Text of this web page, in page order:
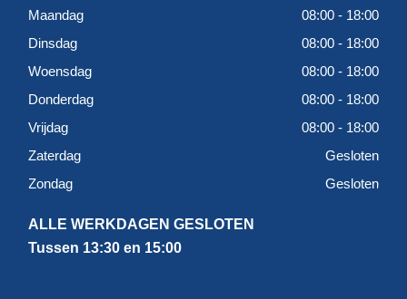
Maandag
08:00 - 18:00
Dinsdag
08:00 - 18:00
Woensdag
08:00 - 18:00
Donderdag
08:00 - 18:00
Vrijdag
08:00 - 18:00
Zaterdag
Gesloten
Zondag
Gesloten
ALLE WERKDAGEN GESLOTEN
Tussen 13:30 en 15:00